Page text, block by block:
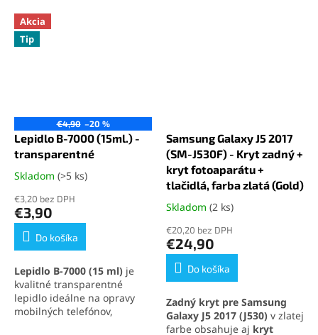
Akcia
Tip
€4,90 –20 %
Lepidlo B-7000 (15ml.) -
transparentné
Priemerné
produktu
je
5,0
hviezdičiek.
Skladom (>5 ks)
€3,20 bez DPH
€3,90
Do košíka
Lepidlo B-7000 (15 ml) je
kvalitné transparentné
lepidlo ideálne na opravy
mobilných telefónov,
Samsung Galaxy J5 2017
(SM-J530F) - Kryt zadný +
kryt fotoaparátu +
tlačidlá, farba zlatá (Gold)
Priemerné
produktu
je
5,0
hviezdičiek.
Skladom (2 ks)
€20,20 bez DPH
€24,90
Do košíka
Zadný kryt pre Samsung
Galaxy J5 2017 (J530) v zlatej
farbe obsahuje aj kryt